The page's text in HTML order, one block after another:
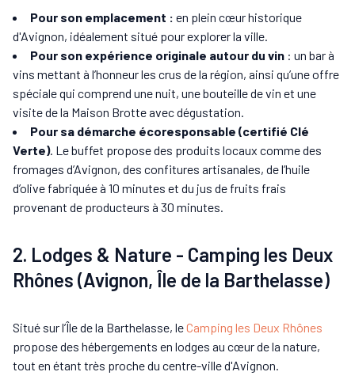
Pour son emplacement : en plein cœur historique
d'Avignon, idéalement situé pour explorer la ville.
Pour son expérience originale autour du vin : un bar à
vins mettant à l’honneur les crus de la région, ainsi qu’une offre
spéciale qui comprend une nuit, une bouteille de vin et une
visite de la Maison Brotte avec dégustation.
Pour sa démarche écoresponsable (certifié Clé
Verte). Le buffet propose des produits locaux comme des
fromages d’Avignon, des confitures artisanales, de l’huile
d’olive fabriquée à 10 minutes et du jus de fruits frais
provenant de producteurs à 30 minutes.
2. Lodges & Nature - Camping les Deux
Rhônes (Avignon, Île de la Barthelasse)
Situé sur l’Île de la Barthelasse, leCamping les Deux Rhônes
propose des hébergements en lodges au cœur de la nature,
tout en étant très proche du centre-ville d'Avignon.